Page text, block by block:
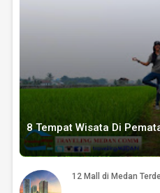
8 Tempat Wisata Di
12 Mall di Medan